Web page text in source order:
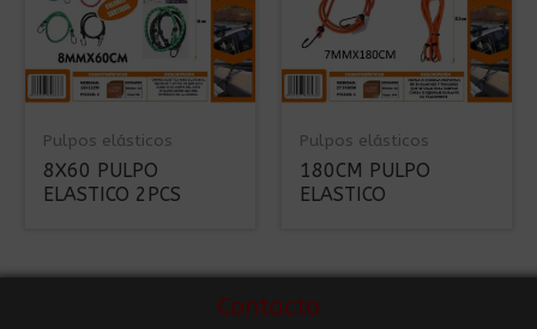
Pulpos elásticos
8X60 PULPO
ELASTICO 2PCS
Pulpos elásticos
180CM PULPO
ELASTICO
Contacto